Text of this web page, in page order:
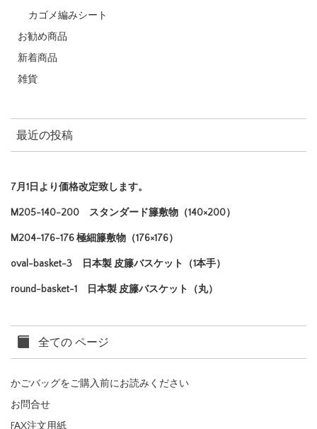
カゴメ編みシート
お勧め商品
新着商品
雑貨
最近の投稿
7月1日より価格改定致します。
M205-140-200 スタンダード籐敷物（140×200）
M204-176-176 極細籐敷物（176×176）
oval-basket-3 日本製 皮籐バスケット（1本手）
round-basket-1 日本製 皮籐バスケット（丸）
全ての ページ
かごバッグをご購入前にお読みください
お問合せ
FAX注文用紙